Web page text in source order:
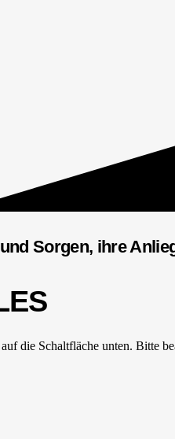
Sorgen, ihre
die Schaltfläche unten. Bitte